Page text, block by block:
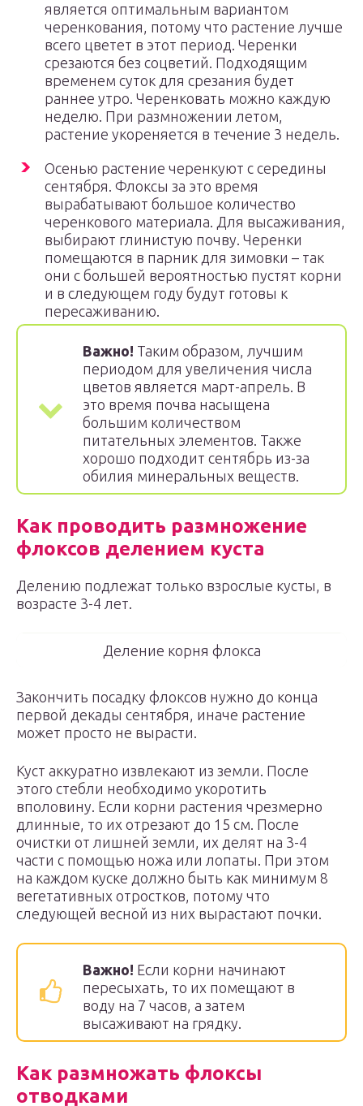
является оптимальным вариантом
черенкования, потому что растение лучше
всего цветет в этот период. Черенки
срезаются без соцветий. Подходящим
временем суток для срезания будет
раннее утро. Черенковать можно каждую
неделю. При размножении летом,
растение укореняется в течение 3 недель.
Осенью растение черенкуют с середины
сентября. Флоксы за это время
вырабатывают большое количество
черенкового материала. Для высаживания,
выбирают глинистую почву. Черенки
помещаются в парник для зимовки – так
они с большей вероятностью пустят корни
и в следующем году будут готовы к
пересаживанию.
Важно! Таким образом, лучшим
периодом для увеличения числа
цветов является март-апрель. В
это время почва насыщена
большим количеством
питательных элементов. Также
хорошо подходит сентябрь из-за
обилия минеральных веществ.
Как проводить размножение
флоксов делением куста
Делению подлежат только взрослые кусты, в
возрасте 3-4 лет.
Деление корня флокса
Закончить посадку флоксов нужно до конца
первой декады сентября, иначе растение
может просто не вырасти.
Куст аккуратно извлекают из земли. После
этого стебли необходимо укоротить
вполовину. Если корни растения чрезмерно
длинные, то их отрезают до 15 см. После
очистки от лишней земли, их делят на 3-4
части с помощью ножа или лопаты. При этом
на каждом куске должно быть как минимум 8
вегетативных отростков, потому что
следующей весной из них вырастают почки.
Важно! Если корни начинают
пересыхать, то их помещают в
воду на 7 часов, а затем
высаживают на грядку.
Как размножать флоксы
отводками